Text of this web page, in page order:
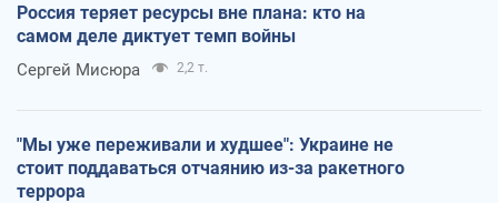
Россия теряет ресурсы вне плана: кто на
самом деле диктует темп войны
Сергей Мисюра 2,2 т.
"Мы уже переживали и худшее": Украине не
стоит поддаваться отчаянию из-за ракетного
террора